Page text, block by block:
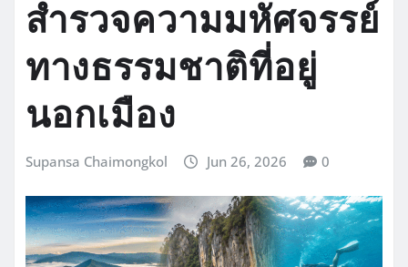
สำรวจความมหัศจรรย์
ทางธรรมชาติที่อยู่
นอกเมือง
Supansa Chaimongkol Jun 26, 2026 0